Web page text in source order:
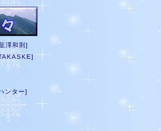
澤和則]
ンター]